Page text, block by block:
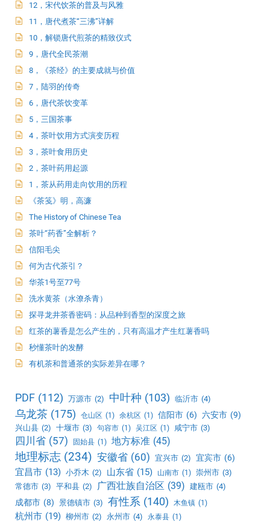
12，宋代饮茶的普及与风雅
11，唐代煮茶“三沸”详解
10，解锁唐代煎茶的精致仪式
9，唐代全民茶潮
8，《茶经》的主要成就与价值
7，陆羽的传奇
6，唐代茶饮变革
5，三国茶事
4，茶叶饮用方式演变历程
3，茶叶食用历史
2，茶叶药用起源
1，茶从药用走向饮用的历程
《茶笺》明，高濂
The History of Chinese Tea
茶叶“药香”全解析？
信阳毛尖
何为古代茶引？
华茶1号至77号
洗水黄茶（水潦杀青）
探寻龙井茶香密码：从品种到香型的深度之旅
红茶的薯香是怎么产生的，只有高温才产生红薯香吗
秒懂茶叶的发酵
有机茶和普通茶的实际差异在哪？
PDF (112) 万源市 (2) 中叶种 (103) 临沂市 (4)
乌龙茶 (175) 仓山区 (1) 余杭区 (1) 信阳市 (6) 六安市 (9)
兴山县 (2) 十堰市 (3) 句容市 (1) 吴江区 (1) 咸宁市 (3)
四川省 (57) 固始县 (1) 地方标准 (45)
地理标志 (234) 安徽省 (60) 宜兴市 (2) 宜宾市 (6)
宜昌市 (13) 小乔木 (2) 山东省 (15) 山南市 (1) 崇州市 (3)
常德市 (3) 平和县 (2) 广西壮族自治区 (39) 建瓯市 (4)
成都市 (8) 景德镇市 (3) 有性系 (140) 木鱼镇 (1)
杭州市 (19) 柳州市 (2) 永州市 (4) 永泰县 (1)